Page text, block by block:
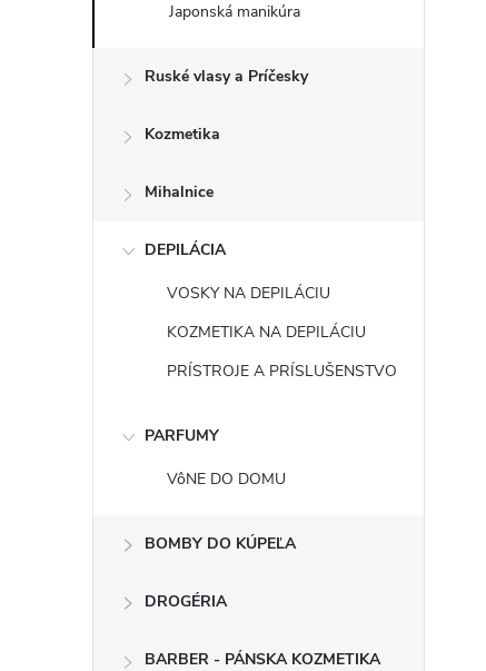
Japonská manikúra
Ruské vlasy a Príčesky
Kozmetika
Mihalnice
DEPILÁCIA
VOSKY NA DEPILÁCIU
KOZMETIKA NA DEPILÁCIU
PRÍSTROJE A PRÍSLUŠENSTVO
PARFUMY
VôNE DO DOMU
BOMBY DO KÚPEĽA
DROGÉRIA
BARBER - PÁNSKA KOZMETIKA